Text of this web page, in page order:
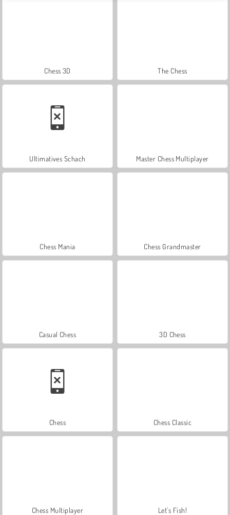
Chess 3D The Chess
Ultimatives Schach Master Chess Multiplayer
Chess Mania Chess Grandmaster
Casual Chess 3D Chess
Chess Chess Classic
Chess Multiplayer Let's Fish!